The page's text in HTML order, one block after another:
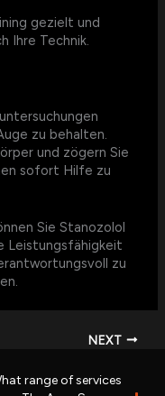
gezielt und
Ihre Technik.
zu behalten.
und zögern Sie
sofort Hilfe zu
Sie Stanozolol
Leistungsfähigkeit
zu
NEXT
range of services